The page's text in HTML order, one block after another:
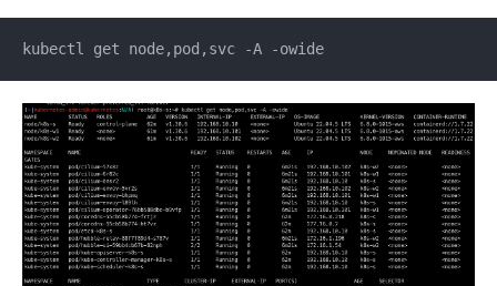
kubectl get node,pod,svc -A -owide